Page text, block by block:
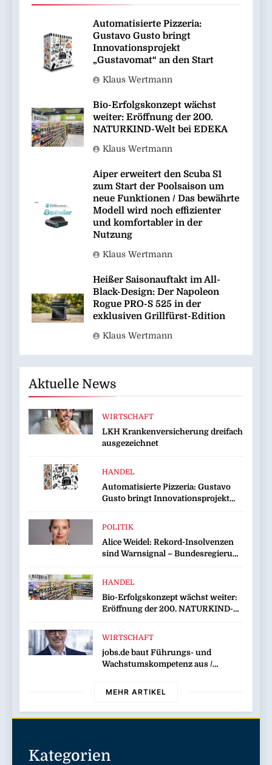
Automatisierte Pizzeria:
Gustavo Gusto bringt
Innovationsprojekt
„Gustavomat“ an den Start
Klaus Wertmann
Bio-Erfolgskonzept wächst
weiter: Eröffnung der 200.
NATURKIND-Welt bei EDEKA
Klaus Wertmann
Aiper erweitert den Scuba S1
zum Start der Poolsaison um
neue Funktionen / Das bewährte
Modell wird noch effizienter
und komfortabler in der
Nutzung
Klaus Wertmann
Heißer Saisonauftakt im All-
Black-Design: Der Napoleon
Rogue PRO-S 525 in der
exklusiven Grillfürst-Edition
Klaus Wertmann
Aktuelle News
WIRTSCHAFT
LKH Krankenversicherung dreifach
ausgezeichnet
HANDEL
Automatisierte Pizzeria: Gustavo
Gusto bringt Innovationsprojekt
POLITIK
Alice Weidel: Rekord-Insolvenzen
sind Warnsignal – Bundesregierung
HANDEL
Bio-Erfolgskonzept wächst weiter:
Eröffnung der 200. NATURKIND-
WIRTSCHAFT
jobs.de baut Führungs- und
Wachstumskompetenz aus /
Weiterentwicklung des
Stellenportals im Jobiqo-Netzwerk
MEHR ARTIKEL
Kategorien